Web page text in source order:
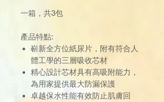
一箱，共3包
產品特點:
嶄新全方位紙尿片，附有符合人
體工學的三層吸收芯材
精心設計芯材具有高吸附能力，
為用家提供最大防漏保護
卓越保水性能有效防止肌膚回